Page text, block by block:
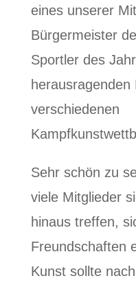
eines unserer
Bürgermeister
Sportler des
verschiedenen
Sehr schön zu
viele Mitglieder
hinaus treffen,
Freundschaften
Kunst sollte